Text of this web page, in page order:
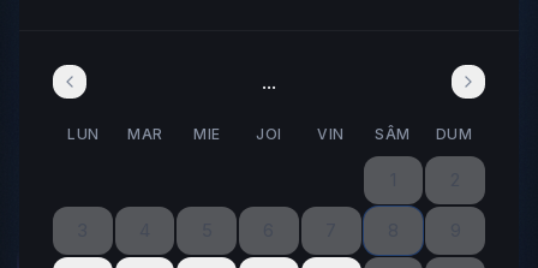
...
LUN MAR MIE JOI VIN SÂM DUM